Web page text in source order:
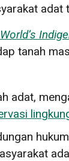
tanah
adat,